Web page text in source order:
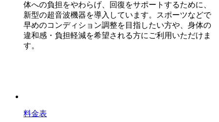
体への負担をやわらげ、回復をサポートするために、
新型の超音波機器を導入しています。スポーツなどで
早めのコンディション調整を目指したい方や、身体の
違和感・負担軽減を希望される方にご利用いただけま
す。
料金表